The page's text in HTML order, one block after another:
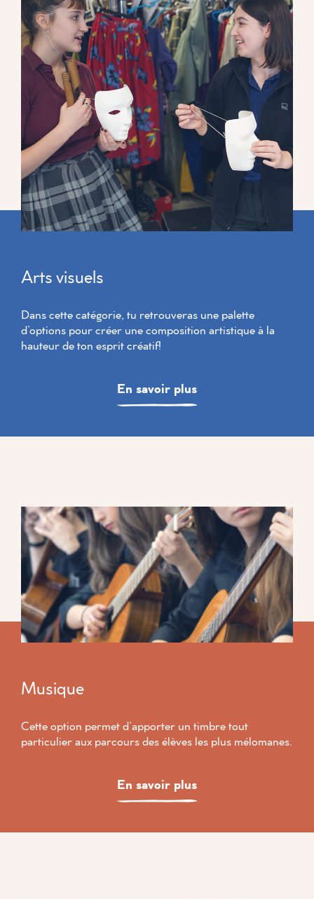
Arts visuels
Dans cette catégorie, tu retrouveras une palette
d’options pour créer une composition artistique à la
hauteur de ton esprit créatif!
En savoir plus
Musique
Cette option permet d’apporter un timbre tout
particulier aux parcours des élèves les plus mélomanes.
En savoir plus